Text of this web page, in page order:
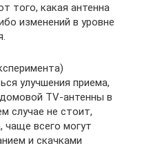
того, какая антенна
изменений в уровне
улучшения приема,
TV-антенны в
случае не стоит,
чаще всего могут
и скачками